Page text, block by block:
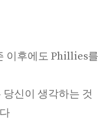
이후에도 Phillies를
신이 생각하는 것